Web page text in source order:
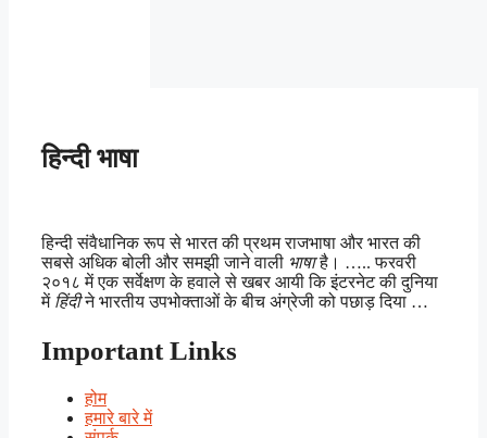
हिन्दी भाषा
हिन्दी संवैधानिक रूप से भारत की प्रथम राजभाषा और भारत की
सबसे अधिक बोली और समझी जाने वाली भाषाहै। ….. फरवरी
२०१८ में एक सर्वेक्षण के हवाले से खबर आयी कि इंटरनेट की दुनिया
में हिंदीने भारतीय उपभोक्ताओं के बीच अंग्रेजी को पछाड़ दिया …
Important Links
होम
हमारे बारे में